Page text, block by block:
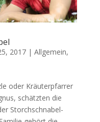
2017| Allgemein,
oder Kräuterpfarrer
schätzten die
Storchschnabel-